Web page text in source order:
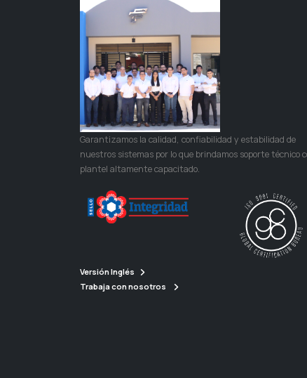
Garantizamos la calidad, confiabilidad y estabilidad de
nuestros sistemas por lo que brindamos soporte técnico
plantel altamente capacitado.
Versión Inglés
Trabaja con nosotros